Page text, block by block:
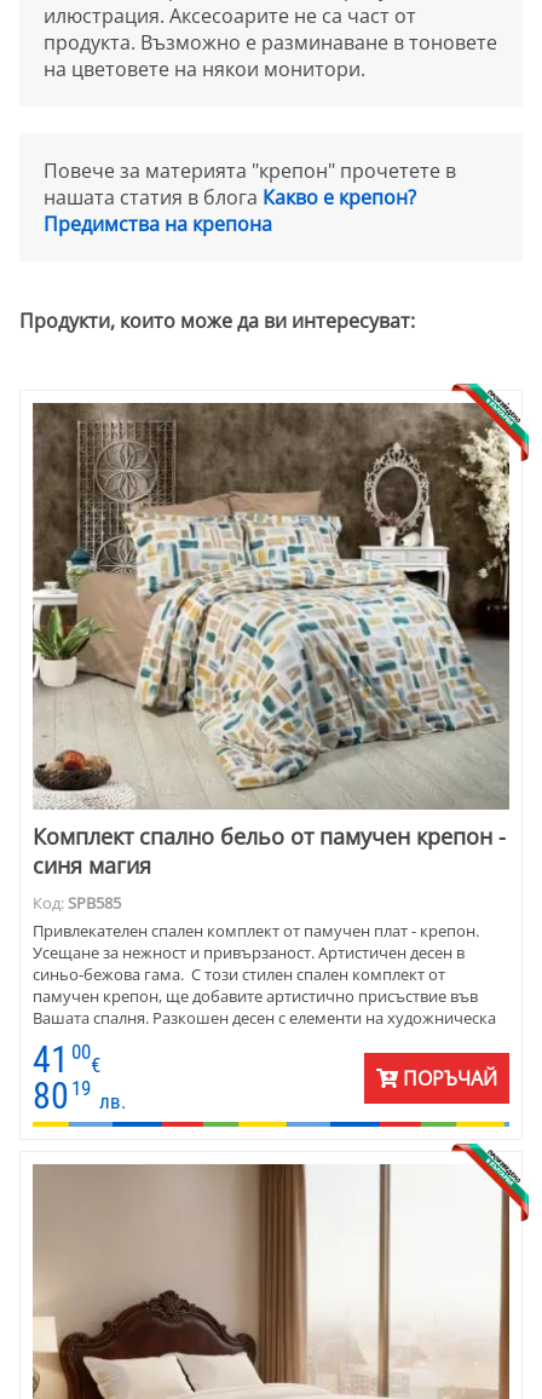
илюстрация. Аксесоарите не са част от
продукта. Възможно е разминаване в тоновете
на цветовете на някои монитори.
Повече за материята "крепон" прочетете в
нашата статия в блога Какво е крепон?
Предимства на крепона
Продукти, които може да ви интересуват:
Комплект спално бельо от памучен крепон -
синя магия
Код:SPB585
Привлекателен спален комплект от памучен плат - крепон.
Усещане за нежност и привързаност. Артистичен десен в
синьо-бежова гама. С този стилен спален комплект от
памучен крепон, ще добавите артистично присъствие във
Вашата спалня. Разкошен десен с елементи на художническа
четка, в различни нюанси на синьо и бежово на бял фон. Тези
спокойни цветове ще създадат атмосфера на топлина и
спокойствие, вдъхновяваща за отмора.
41 00
€
80 19
лв.
ПОРЪЧАЙ